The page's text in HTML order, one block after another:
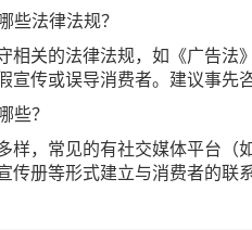
些法律法规？
相关的法律法规，如《广告
宣传或误导消费者。建议事先
些？
样，常见的有社交媒体平台
传册等形式建立与消费者的联